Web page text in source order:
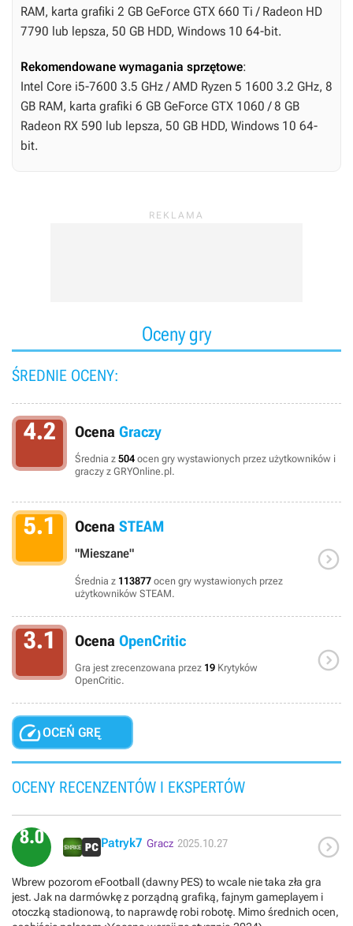
RAM, karta grafiki 2 GB GeForce GTX 660 Ti / Radeon HD
7790 lub lepsza, 50 GB HDD, Windows 10 64-bit.
Rekomendowane wymagania sprzętowe:
Intel Core i5-7600 3.5 GHz / AMD Ryzen 5 1600 3.2 GHz, 8
GB RAM, karta grafiki 6 GB GeForce GTX 1060 / 8 GB
Radeon RX 590 lub lepsza, 50 GB HDD, Windows 10 64-
bit.
Oceny gry
ŚREDNIE OCENY:
4.2 Ocena Graczy
Średnia z 504 ocen gry wystawionych przez użytkowników i
graczy z GRYOnline.pl.
5.1 Ocena STEAM
"Mieszane"
Średnia z 113877 ocen gry wystawionych przez
użytkowników STEAM.

3.1 Ocena OpenCritic
Gra jest zrecenzowana przez 19 Krytyków
OpenCritic.

OCEŃ GRĘ
OCENY RECENZENTÓW I EKSPERTÓW
8.0 Patryk7 Gracz 2025.10.27 
Wbrew pozorom eFootball (dawny PES) to wcale nie taka zła gra
jest. Jak na darmówkę z porządną grafiką, fajnym gameplayem i
otoczką stadionową, to naprawdę robi robotę. Mimo średnich ocen,